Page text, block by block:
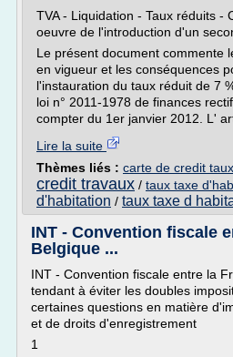
TVA - Liquidation - Taux réduits -
oeuvre de l'introduction d'un
Le présent document commente
en vigueur et les conséquences
l'instauration du taux réduit de 7
loi n° 2011-1978 de finances
compter du 1er janvier 2012. L'
Lire la suite
Thèmes liés : carte de credit
credit travaux / taux taxe
d'habitation / taux taxe d
INT - Convention fiscale
Belgique ...
INT - Convention fiscale entre la
tendant à éviter les doubles
certaines questions en matière
et de droits d'enregistrement
1